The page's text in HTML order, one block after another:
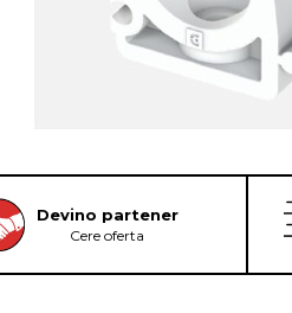
Devino partener
Cere oferta